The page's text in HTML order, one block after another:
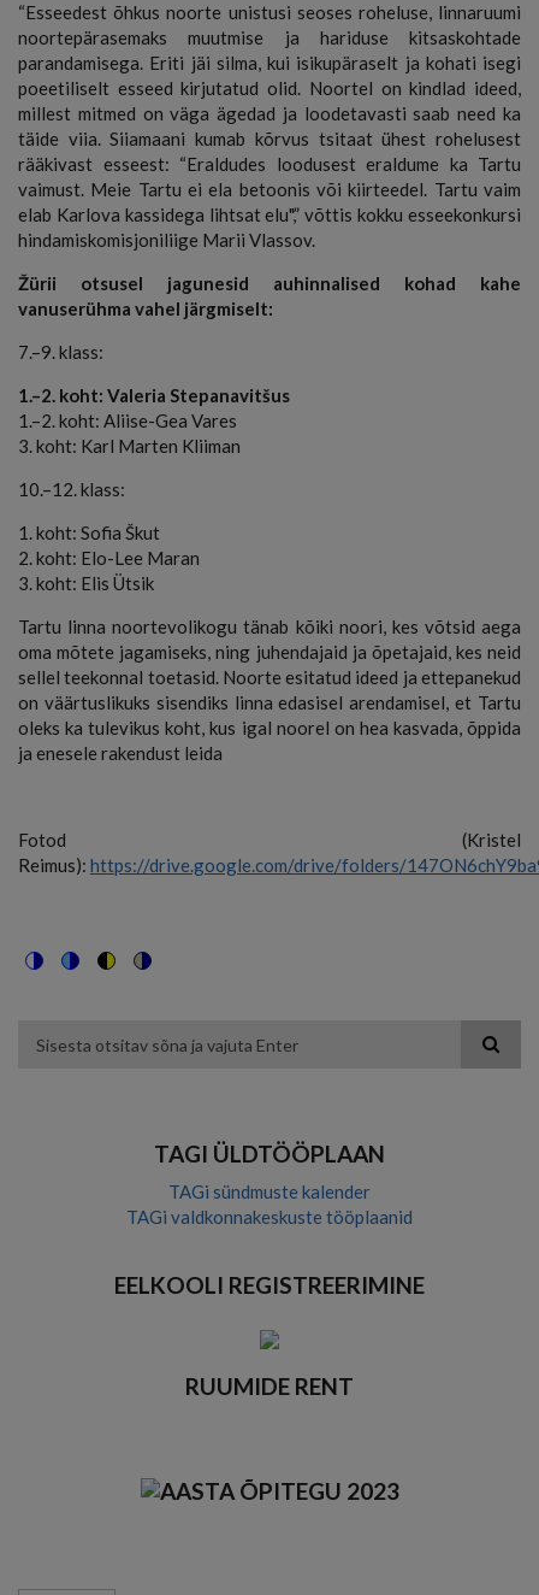
“Esseedest õhkus noorte unistusi seoses roheluse, linnaruumi
noortepärasemaks muutmise ja hariduse kitsaskohtade
parandamisega. Eriti jäi silma, kui isikupäraselt ja kohati isegi
poeetiliselt esseed kirjutatud olid. Noortel on kindlad ideed,
millest mitmed on väga ägedad ja loodetavasti saab need ka
täide viia. Siiamaani kumab kõrvus tsitaat ühest rohelusest
rääkivast esseest: “Eraldudes loodusest eraldume ka Tartu
vaimust. Meie Tartu ei ela betoonis või kiirteedel. Tartu vaim
elab Karlova kassidega lihtsat elu",” võttis kokku esseekonkursi
hindamiskomisjoniliige Marii Vlassov.
Žürii otsusel jagunesid auhinnalised kohad kahe
vanuserühma vahel järgmiselt:
7.–9. klass:
1.–2. koht: Valeria Stepanavitšus
1.–2. koht: Aliise-Gea Vares
3. koht: Karl Marten Kliiman
10.–12. klass:
1. koht: Sofia Škut
2. koht: Elo-Lee Maran
3. koht: Elis Ütsik
Tartu linna noortevolikogu tänab kõiki noori, kes võtsid aega
oma mõtete jagamiseks, ning juhendajaid ja õpetajaid, kes neid
sellel teekonnal toetasid. Noorte esitatud ideed ja ettepanekud
on väärtuslikuks sisendiks linna edasisel arendamisel, et Tartu
oleks ka tulevikus koht, kus igal noorel on hea kasvada, õppida
ja enesele rakendust leida
Fotod (Kristel
Reimus): https://drive.google.com/drive/folders/
theme
TAGI ÜLDTÖÖPLAAN
TAGi sündmuste kalender
TAGi valdkonnakeskuste tööplaanid
EELKOOLI REGISTREERIMINE
RUUMIDE RENT